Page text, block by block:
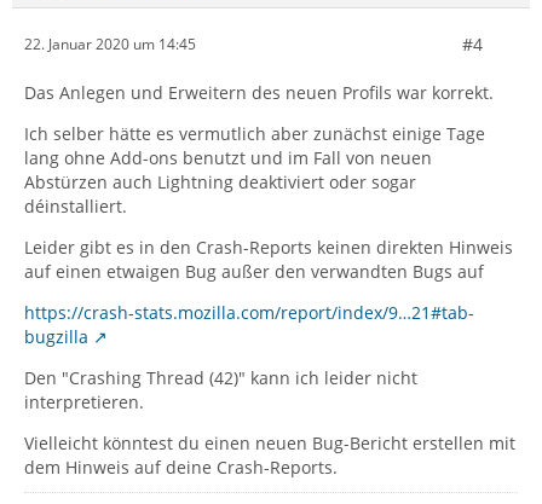
22. Januar 2020 um 14:45 #4
Das Anlegen und Erweitern des neuen Profils war korrekt.
Ich selber hätte es vermutlich aber zunächst einige Tage
lang ohne Add-ons benutzt und im Fall von neuen
Abstürzen auch Lightning deaktiviert oder sogar
déinstalliert.
Leider gibt es in den Crash-Reports keinen direkten Hinweis
auf einen etwaigen Bug außer den verwandten Bugs auf
https://crash-stats.mozilla.com/report/index/9…21#tab-
bugzilla
Den "Crashing Thread (42)" kann ich leider nicht
interpretieren.
Vielleicht könntest du einen neuen Bug-Bericht erstellen mit
dem Hinweis auf deine Crash-Reports.